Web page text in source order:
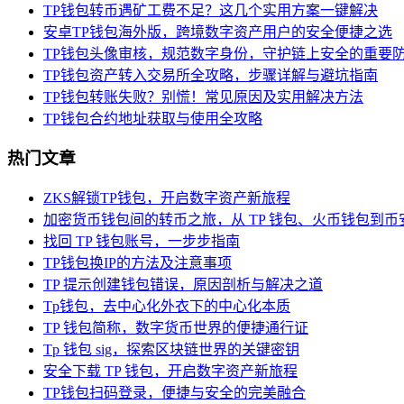
TP钱包转币遇矿工费不足？这几个实用方案一键解决
安卓TP钱包海外版，跨境数字资产用户的安全便捷之选
TP钱包头像审核，规范数字身份，守护链上安全的重要
TP钱包资产转入交易所全攻略，步骤详解与避坑指南
TP钱包转账失败？别慌！常见原因及实用解决方法
TP钱包合约地址获取与使用全攻略
热门文章
ZKS解锁TP钱包，开启数字资产新旅程
加密货币钱包间的转币之旅，从 TP 钱包、火币钱包到币
找回 TP 钱包账号，一步步指南
TP钱包换IP的方法及注意事项
TP 提示创建钱包错误，原因剖析与解决之道
Tp钱包，去中心化外衣下的中心化本质
TP 钱包简称，数字货币世界的便捷通行证
Tp 钱包 sig，探索区块链世界的关键密钥
安全下载 TP 钱包，开启数字资产新旅程
TP钱包扫码登录，便捷与安全的完美融合